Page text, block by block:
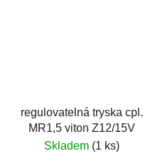
regulovatelná tryska cpl.
MR1,5 viton Z12/15V
Skladem (1 ks)